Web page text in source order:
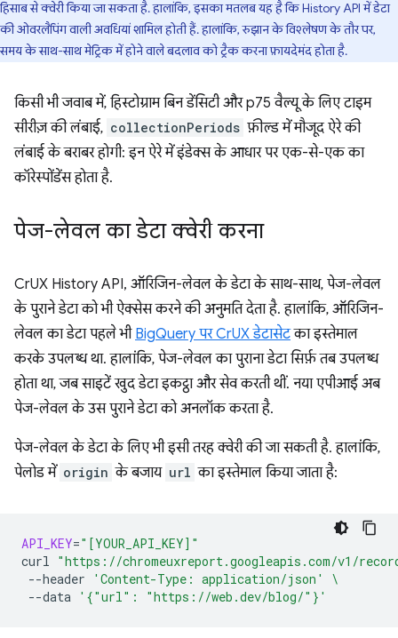
हिसाब से क्वेरी किया जा सकता है. हालांकि, इसका मतलब यह है कि History API में डेटा
की ओवरलैपिंग वाली अवधियां शामिल होती हैं. हालांकि, रुझान के विश्लेषण के तौर पर,
समय के साथ-साथ मेट्रिक में होने वाले बदलाव को ट्रैक करना फ़ायदेमंद होता है.
किसी भी जवाब में, हिस्टोग्राम बिन डेंसिटी और p75 वैल्यू के लिए टाइम
सीरीज़ की लंबाई, collectionPeriods फ़ील्ड में मौजूद ऐरे की
लंबाई के बराबर होगी: इन ऐरे में इंडेक्स के आधार पर एक-से-एक का
कॉरेस्पोंडेंस होता है.
पेज-लेवल का डेटा क्वेरी करना
CrUX History API, ऑरिजिन-लेवल के डेटा के साथ-साथ, पेज-लेवल
के पुराने डेटा को भी ऐक्सेस करने की अनुमति देता है. हालांकि, ऑरिजिन-
लेवल का डेटा पहले भी BigQuery पर CrUX डेटासेटका इस्तेमाल
करके उपलब्ध था. हालांकि, पेज-लेवल का पुराना डेटा सिर्फ़ तब उपलब्ध
होता था, जब साइटें खुद डेटा इकट्ठा और सेव करती थीं. नया एपीआई अब
पेज-लेवल के उस पुराने डेटा को अनलॉक करता है.
पेज-लेवल के डेटा के लिए भी इसी तरह क्वेरी की जा सकती है. हालांकि,
पेलोड में origin के बजाय url का इस्तेमाल किया जाता है:
API_KEY="[YOUR_API_KEY]"
curl "https://chromeuxreport.googleapis.com/v1/
--header
'Content-Type: application/json'
\
--data '{"url": "https://web.dev/blog/"}'